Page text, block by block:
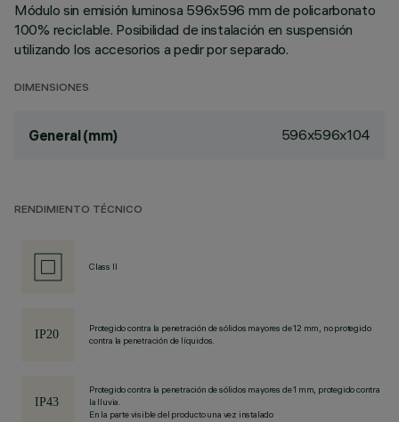
Módulo sin emisión luminosa 596x596 mm de policarbonato
100% reciclable. Posibilidad de instalación en suspensión
utilizando los accesorios a pedir por separado.
DIMENSIONES
General (mm) 596x596x104
RENDIMIENTO TÉCNICO
Class II
Protegido contra la penetración de sólidos mayores de 12 mm, no protegido
contra la penetración de líquidos.
Protegido contra la penetración de sólidos mayores de 1 mm, protegido contra
la lluvia.
En la parte visible del producto una vez instalado